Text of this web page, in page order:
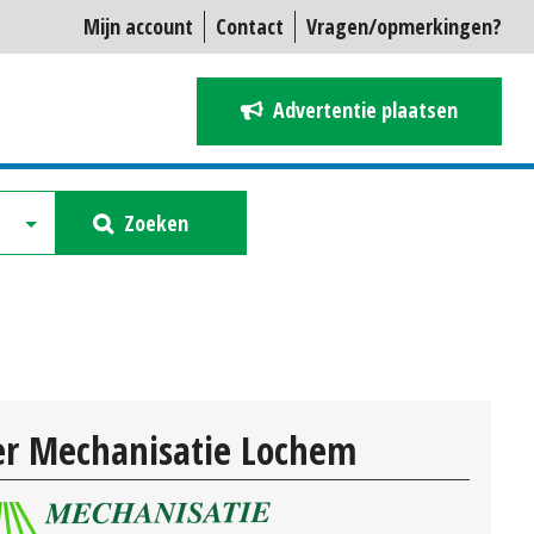
Mijn account Contact Vragen/opmerkingen?
Advertentie plaatsen
Zoeken
Mechanisatie Lochem